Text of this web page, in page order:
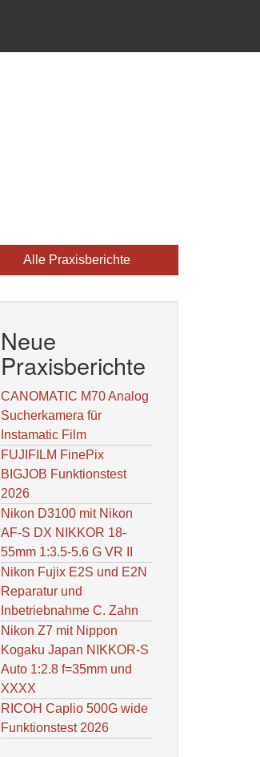
Alle Praxisberichte
Neue
Praxisberichte
CANOMATIC M70 Analog
Sucherkamera für
Instamatic Film
FUJIFILM FinePix
BIGJOB Funktionstest
2026
Nikon D3100 mit Nikon
AF-S DX NIKKOR 18-
55mm 1:3.5-5.6 G VR II
Nikon Fujix E2S und E2N
Reparatur und
Inbetriebnahme C. Zahn
Nikon Z7 mit Nippon
Kogaku Japan NIKKOR-S
Auto 1:2.8 f=35mm und
XXXX
RICOH Caplio 500G wide
Funktionstest 2026